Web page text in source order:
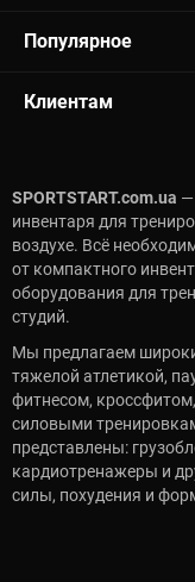
Популярное
Клиентам
SPORTSTART.com.ua —
инвентаря для
воздухе. Всё
от компактного
оборудования для
студий.
Мы предлагаем
тяжелой атлетикой,
фитнесом,
силовыми
представлены:
кардиотренажеры и
силы, похудения и